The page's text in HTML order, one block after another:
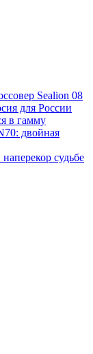
Sealion 08
для России
в гамму
двойная
судьбе